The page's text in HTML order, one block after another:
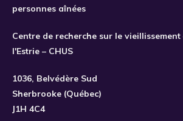
personnes aînées
Centre de recherche sur le vieillissement
l'Estrie – CHUS
1036, Belvédère Sud
Sherbrooke (Québec)
J1H 4C4